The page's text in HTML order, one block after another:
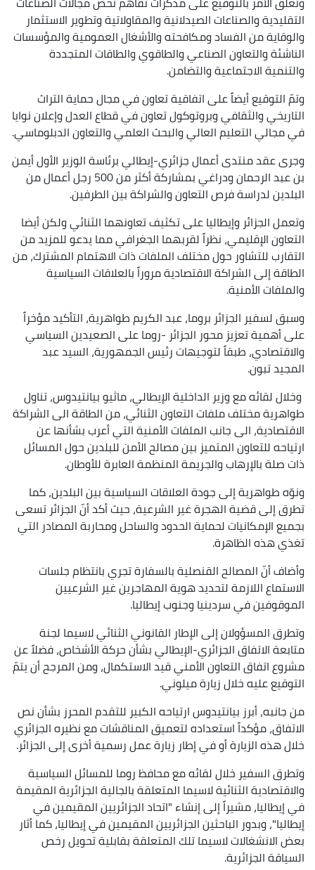
التقليدية والصناعات الصيدلانية والمقاولاتية وتطوير الاستثمار
والوقاية من الفساد ومكافحته والأشغال العمومية والمؤسسات
الناشئة والتعاون الصناعي والطاقوي والطاقات المتجددة
والتنمية الاجتماعية والتضامن.
وتمّ التوقيع أيضاً على اتفاقية تعاون في مجال حماية التراث
التاريخي والثقافي وبروتوكول تعاون في قطاع العدل وإعلان نوايا
في مجالي التعليم العالي والبحث العلمي والتعاون الدبلوماسي.
وجرى عقد منتدى أعمال جزائري-إيطالي برئاسة الوزير الأول أيمن
بن عبد الرحمان ودراغي بمشاركة أكثر من 500 رجل أعمال من
البلدين لدراسة فرص التعاون والشراكة بين الطرفين.
وتعمل الجزائر وإيطاليا على تكثيف تعاونهما الثنائي ولكن أيضا
التعاون الإقليمي، نظراً لقربهما الجغرافي مما يدعو للمزيد من
التقارب للتشاور حول مختلف الملفات ذات الاهتمام المشترك، من
الطاقة إلى الشراكة الاقتصادية مروراً بالعلاقات السياسية
والملفات الأمنية.
وسبق لسفير الجزائر بروما، عبد الكريم طواهرية، التأكيد مؤخراً
على أهمية تعزيز محور الجزائر -روما على الصعيدين السياسي
والاقتصادي، طبقاً لتوجيهات رئيس الجمهورية، السيد عبد
المجيد تبون.
وخلال لقائه مع وزير الداخلية الإيطالي، ماثيو بيانتيدوس، تناول
طواهرية مختلف ملفات التعاون الثنائي، من الطاقة الى الشراكة
الاقتصادية، الى جانب الملفات الأمنية التي أعرب بشأنها عن
ارتياحه للتعاون المتميز بين مصالح الأمن للبلدين حول المسائل
ذات صلة بالإرهاب والجريمة المنظمة العابرة للأوطان.
ونوّه طواهرية إلى جودة العلاقات السياسية بين البلدين، كما
تطرق إلى قضية الهجرة غير الشرعية، حيث أكد أنّ الجزائر تسعى
بجميع الإمكانيات لحماية الحدود والساحل ومحاربة المصادر التي
تغذي هذه الظاهرة.
وأضاف أنّ المصالح القنصلية بالسفارة تجري بانتظام جلسات
الاستماع اللازمة لتحديد هوية المهاجرين غير الشرعيين
الموقوفين في سردينيا وجنوب إيطاليا.
وتطرق المسؤولان إلى الإطار القانوني الثنائي لاسيما لجنة
متابعة الاتفاق الجزائري-الإيطالي بشأن حركة الأشخاص، فضلاً عن
مشروع اتفاق التعاون الأمني قيد الاستكمال، ومن المرجح أن يتمّ
التوقيع عليه خلال زيارة ميلوني.
من جانبه، أبرز بيانتيدوس ارتياحه الكبير للتقدم المحرز بشأن نص
الاتفاق، مؤكداً استعداده لتعميق المناقشات مع نظيره الجزائري
خلال هذه الزيارة أو في إطار زيارة عمل رسمية أخرى إلى الجزائر.
وتطرق السفير خلال لقائه مع محافظ روما للمسائل السياسية
والاقتصادية الثنائية لاسيما المتعلقة بالجالية الجزائرية المقيمة
في إيطاليا، مشيراً إلى إنشاء "اتحاد الجزائريين المقيمين في
إيطاليا"، وبدور الباحثين الجزائريين المقيمين في إيطاليا، كما أثار
بعض الانشغالات لاسيما تلك المتعلقة بقابلية تحويل رخص
السياقة الجزائرية.